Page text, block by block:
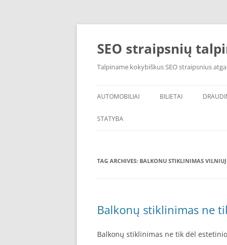
Skip
SEO straipsnių
Talpiname kokybiškus SEO straipsnius
AUTOMOBILIAI BILIETAI
STATYBA
TAG ARCHIVES: BALKONU STIKLINIMAS
Balkonų stiklinimas ne
Balkonų stiklinimas ne tik dėl